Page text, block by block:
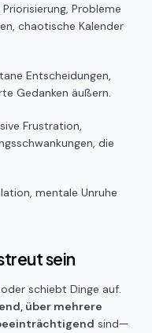
Probleme
chaotische Kalender
Entscheidungen,
Gedanken äußern.
Frustration,
die
mentale Unruhe
sein
schiebt Dinge auf.
über mehrere
sind—